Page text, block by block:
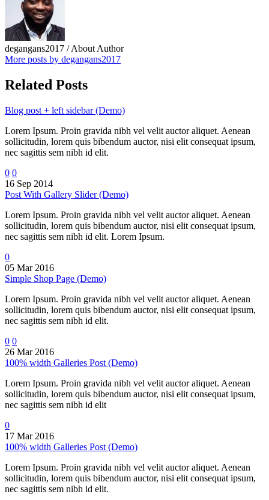
degangans2017 / About Author
More posts by degangans2017
Related Posts
Blog post + left sidebar (Demo)
Lorem Ipsum. Proin gravida nibh vel velit auctor aliquet. Aenean
sollicitudin, lorem quis bibendum auctor, nisi elit consequat ipsum,
nec sagittis sem nibh id elit.
0 0
16 Sep 2014
Post With Gallery Slider (Demo)
Lorem Ipsum. Proin gravida nibh vel velit auctor aliquet. Aenean
sollicitudin, lorem quis bibendum auctor, nisi elit consequat ipsum,
nec sagittis sem nibh id elit. Lorem Ipsum.
0
05 Mar 2016
Simple Shop Page (Demo)
Lorem Ipsum. Proin gravida nibh vel velit auctor aliquet. Aenean
sollicitudin, lorem quis bibendum auctor, nisi elit consequat ipsum,
nec sagittis sem nibh id elit.
0 0
26 Mar 2016
100% width Galleries Post (Demo)
Lorem Ipsum. Proin gravida nibh vel velit auctor aliquet. Aenean
sollicitudin, lorem quis bibendum auctor, nisi elit consequat ipsum,
nec sagittis sem nibh id elit
0
17 Mar 2016
100% width Galleries Post (Demo)
Lorem Ipsum. Proin gravida nibh vel velit auctor aliquet. Aenean
sollicitudin, lorem quis bibendum auctor, nisi elit consequat ipsum,
nec sagittis sem nibh id elit.